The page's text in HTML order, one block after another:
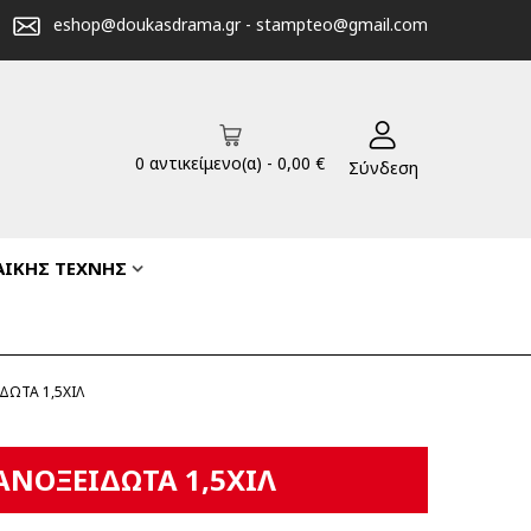
eshop@doukasdrama.gr- stampteo@gmail.com
0 αντικείμενο(α) - 0,00 € Σύνδεση
ΤΕΧΝΗΣ
1,5ΧΙΛ
1,5ΧΙΛ